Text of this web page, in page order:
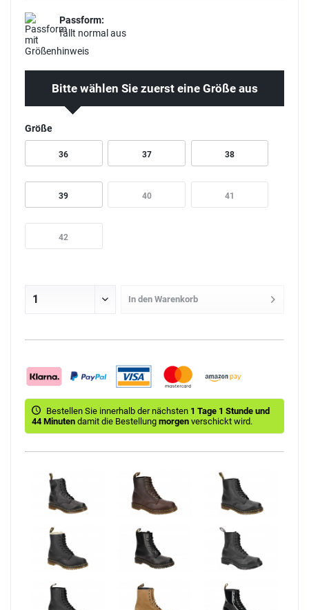
Passform:
fällt normal aus
Bitte wählen Sie zuerst eine Größe aus
Größe
36 37 38
39 40 41
42
In den Warenkorb
Bestellen Sie innerhalb der nächsten 1 Tage 1 Stunde und
44 Minuten damit die Bestellung morgen verschickt wird.